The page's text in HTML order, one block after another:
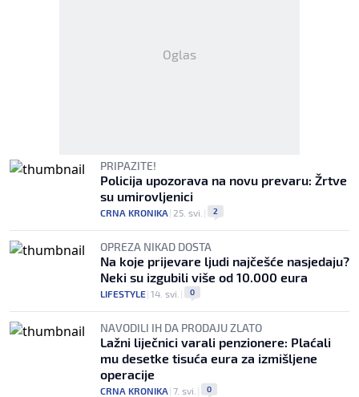
Oglas
PRIPAZITE!
Policija upozorava na novu prevaru: Žrtve
su umirovljenici
CRNA KRONIKA| 25. svi. | 2
OPREZA NIKAD DOSTA
Na koje prijevare ljudi najčešće nasjedaju?
Neki su izgubili više od 10.000 eura
LIFESTYLE| 14. svi. | 0
NAVODILI IH DA PRODAJU ZLATO
Lažni liječnici varali penzionere: Plaćali
mu desetke tisuća eura za izmišljene
operacije
CRNA KRONIKA| 7. svi. | 0